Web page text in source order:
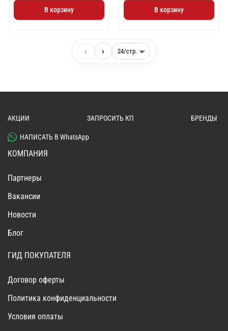
В корзину В корзину
‹ ›
АКЦИИ ЗАПРОСИТЬ КП БРЕНДЫ
НАПИСАТЬ В WhatsApp
КОМПАНИЯ
Партнеры
Вакансии
Новости
Блог
ГИД ПОКУПАТЕЛЯ
Договор оферты
Политика конфиденциальности
Условия оплаты